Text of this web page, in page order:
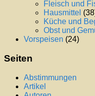
Fleisch und
Hausmittel
Küche und
Obst und
Vorspeisen (24)
Seiten
Abstimmungen
Artikel